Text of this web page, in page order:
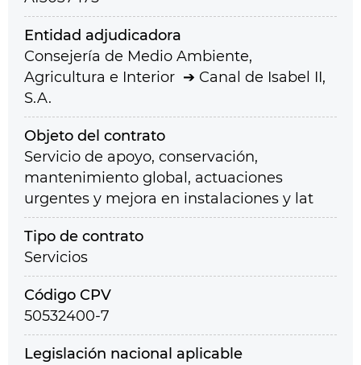
Entidad adjudicadora
Consejería de Medio Ambiente,
Agricultura e Interior
Canal de Isabel II,
S.A.
Objeto del contrato
Servicio de apoyo, conservación,
mantenimiento global, actuaciones
urgentes y mejora en instalaciones y lat
Tipo de contrato
Servicios
Código CPV
50532400-7
Legislación nacional aplicable